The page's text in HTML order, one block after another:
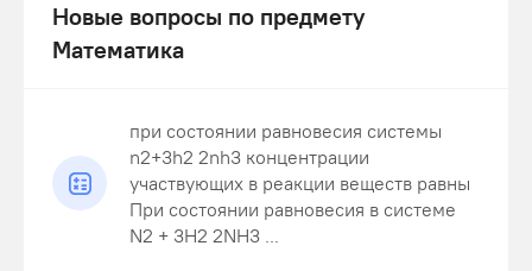
Новые вопросы по предмету
Математика
при состоянии равновесия системы
n2+3h2 2nh3 концентрации
участвующих в реакции веществ равны
При состоянии равновесия в системе
N2 + 3H2 2NH3 ...